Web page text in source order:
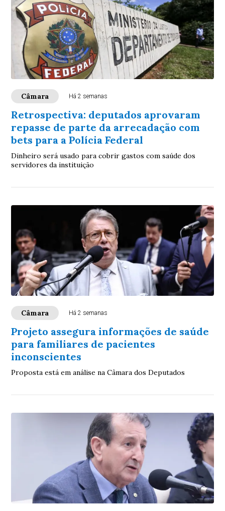
Câmara Há 2 semanas
Retrospectiva: deputados aprovaram
repasse de parte da arrecadação com
bets para a Polícia Federal
Dinheiro será usado para cobrir gastos com saúde dos
servidores da instituição
Câmara Há 2 semanas
Projeto assegura informações de saúde
para familiares de pacientes
inconscientes
Proposta está em análise na Câmara dos Deputados